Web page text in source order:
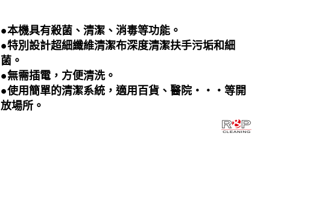
●本機具有殺菌、清潔、消毒等功能。
●特別設計超細纖維清潔布深度清潔扶手污垢和細
菌。
●無需插電，方便清洗。
●使用簡單的清潔系統，適用百貨、醫院‧‧‧等開
放場所。